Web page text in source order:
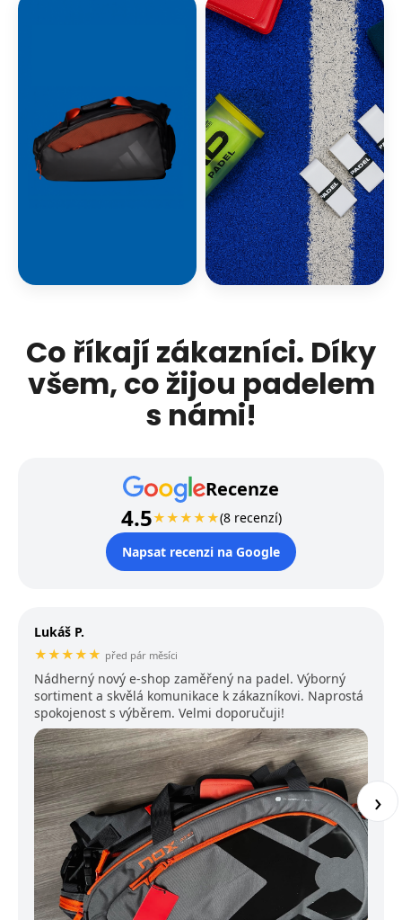
Co říkají zákazníci. Díky
všem, co žijou padelem
s námi!
Recenze
4.5★★★★★(8 recenzí)
Napsat recenzi na Google
Lukáš P.
★★★★★ před pár měsíci
Nádherný nový e-shop zaměřený na padel. Výborný
sortiment a skvělá komunikace k zákazníkovi. Naprostá
spokojenost s výběrem. Velmi doporučuji!
›